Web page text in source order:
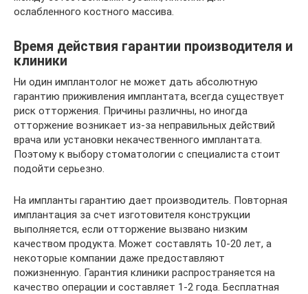
ослабленного костного массива.
Время действия гарантии производителя и
клиники
Ни один имплантолог не может дать абсолютную
гарантию приживления имплантата, всегда существует
риск отторжения. Причины различны, но иногда
отторжение возникает из-за неправильных действий
врача или установки некачественного имплантата.
Поэтому к выбору стоматологии с специалиста стоит
подойти серьезно.
На импланты гарантию дает производитель. Повторная
имплантация за счет изготовителя конструкции
выполняется, если отторжение вызвано низким
качеством продукта. Может составлять 10-20 лет, а
некоторые компании даже предоставляют
пожизненную. Гарантия клиники распространяется на
качество операции и составляет 1-2 года. Бесплатная